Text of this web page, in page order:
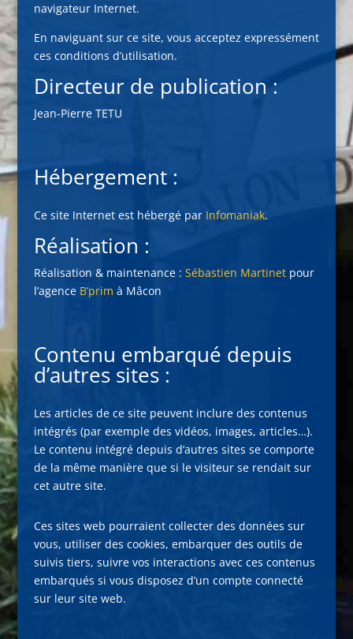
navigateur Internet.
En naviguant sur ce site, vous acceptez expressément
ces conditions d’utilisation.
Directeur de publication :
Jean-Pierre TETU
Hébergement :
Ce site Internet est hébergé par Infomaniak.
Réalisation :
Réalisation & maintenance : Sébastien Martinetpour
l’agence B’prim à Mâcon
Contenu embarqué depuis
d’autres sites :
Les articles de ce site peuvent inclure des contenus
intégrés (par exemple des vidéos, images, articles…).
Le contenu intégré depuis d’autres sites se comporte
de la même manière que si le visiteur se rendait sur
cet autre site.
Ces sites web pourraient collecter des données sur
vous, utiliser des cookies, embarquer des outils de
suivis tiers, suivre vos interactions avec ces contenus
embarqués si vous disposez d’un compte connecté
sur leur site web.